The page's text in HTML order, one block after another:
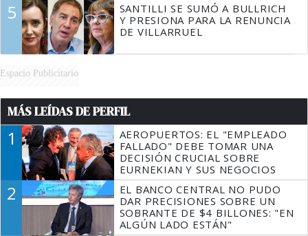
5
SANTILLI SE SUMÓ A BULLRICH
Y PRESIONA PARA LA RENUNCIA
DE VILLARRUEL
Espacio Publicitario
MÁS LEÍDAS DE PERFIL
1
AEROPUERTOS: EL "EMPLEADO
FALLADO" DEBE TOMAR UNA
DECISIÓN CRUCIAL SOBRE
EURNEKIAN Y SUS NEGOCIOS
2
EL BANCO CENTRAL NO PUDO
DAR PRECISIONES SOBRE UN
SOBRANTE DE $4 BILLONES: "EN
ALGÚN LADO ESTÁN"